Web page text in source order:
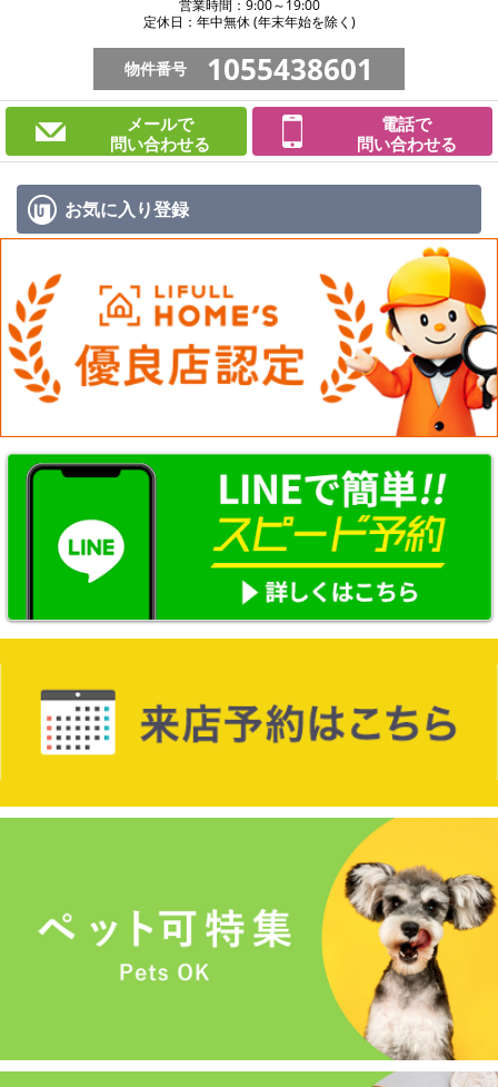
営業時間：9:00～19:00
定休日：年中無休 (年末年始を除く)
物件番号 1055438601
メールで
問い合わせる
電話で
問い合わせる
お気に入り登録